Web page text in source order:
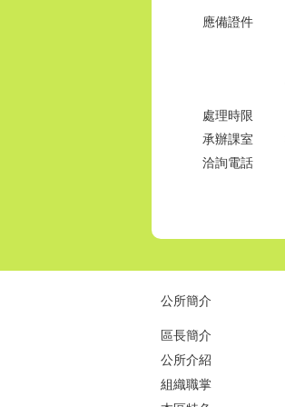
應備證件
處理時限
承辦課室
洽詢電話
公所簡介
區長簡介
公所介紹
組織職掌